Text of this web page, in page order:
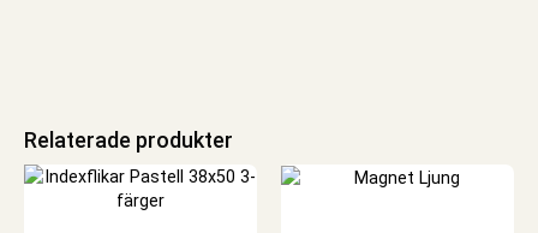
Relaterade produkter